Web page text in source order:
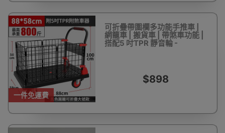
一件免運費
可折疊帶圍欄多功能手推車 |
網籠車 | 搬貨車 | 帶煞車功能 |
搭配5 吋TPR 靜音輪 -
$898